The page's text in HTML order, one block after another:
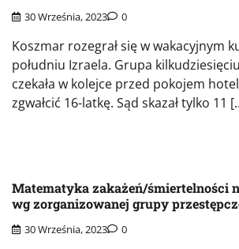
30 Września, 2023 0
Koszmar rozegrał się w wakacyjnym
południu Izraela. Grupa
czekała w kolejce przed pokojem
zgwałcić 16-latkę. Sąd skazał tylko 11
Matematyka zakażeń/śmiertelności
wg zorganizowanej grupy
30 Września, 2023 0